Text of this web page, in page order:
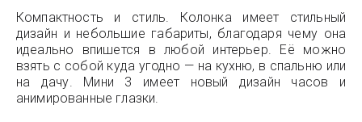
Компактность и стиль. Колонка имеет стильный
дизайн и небольшие габариты, благодаря чему она
идеально впишется в любой интерьер. Её можно
взять с собой куда угодно — на кухню, в спальню или
на дачу. Мини 3 имеет новый дизайн часов и
анимированные глазки.